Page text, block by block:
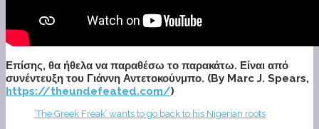
Επίσης, θα ήθελα να παραθέσω το παρακάτω. Είναι από
συνέντευξη του Γιάννη Αντετοκούνμπο. (By Marc J. Spears,
https://theundefeated.com/)
‘The Greek Freak’ wants to go back to his Nigerian roots